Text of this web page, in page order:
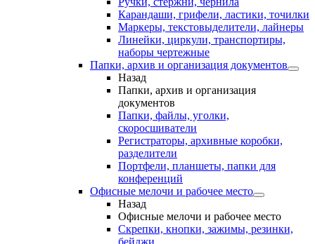
Карандаши, грифели, ластики, точилки
Маркеры, текстовыделители, лайнеры
Линейки, циркули, транспортиры,
наборы чертежные
Папки, архив и организация документов
Назад
Папки, архив и организация
документов
Папки, файлы, уголки,
скоросшиватели
Регистраторы, архивные коробки,
разделители
Портфели, планшеты, папки для
конференций
Офисные мелочи и рабочее место
Назад
Офисные мелочи и рабочее место
Скрепки, кнопки, зажимы, резинки,
бейджи